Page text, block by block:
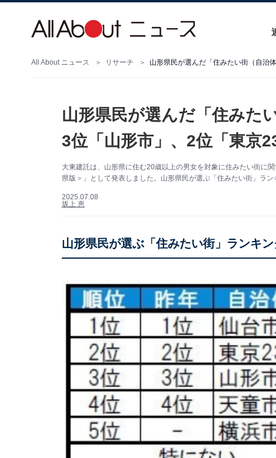
All About ニュース リサーチ 山形県民が選んだ「住みたい街（自治
山形県民が選んだ「住みた
3位「山形市」、2位「東京
大東建託は、山形県に住む20歳以上の男女を対象に住みたい街に
県版＞」として発表しました。山形県民が選ぶ「住みたい街」ラ
2025.07.08
坂上 恵
山形県民が選ぶ「住みたい街」ランキン